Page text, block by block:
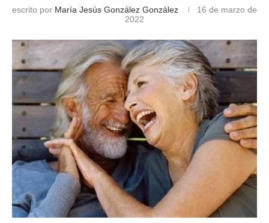
escrito por María Jesús González González
16 de marzo de
2022